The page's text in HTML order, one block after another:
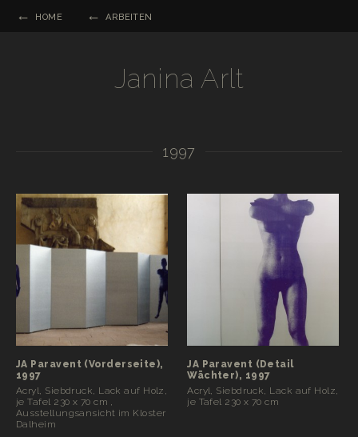
HOME ARBEITEN
Janina Arlt
1997
JA Paravent (Vorderseite),
1997
Acryl, Siebdruck, Lack auf Holz,
je Tafel 230 x 70 cm ,
Ausstellungsansicht im Kloster
Dalheim
JA Paravent (Detail
Wächter), 1997
Acryl, Siebdruck, Lack auf Holz,
je Tafel 230 x 70 cm